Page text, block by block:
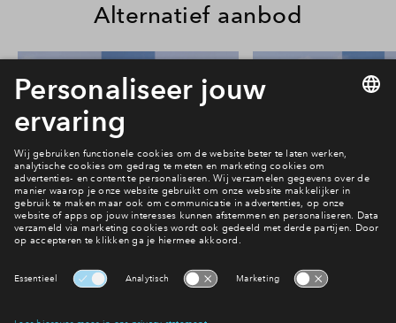
Alternatief aanbod
24
#013
In optie
€ 624.000 v.o.n.
#015
€ 614.000